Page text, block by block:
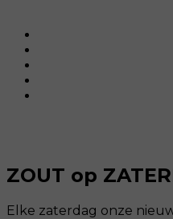
ZOUT op
Elke zaterdag onze